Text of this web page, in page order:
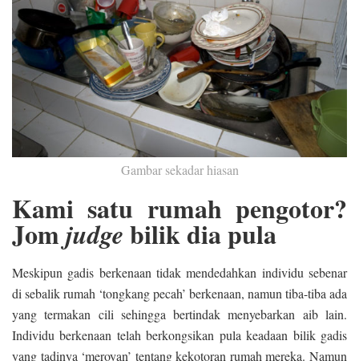
Gambar sekadar hiasan
Kami satu rumah pengotor?
Jom judge bilik dia pula
Meskipun gadis berkenaan tidak mendedahkan individu sebenar
di sebalik rumah ‘tongkang pecah’ berkenaan, namun tiba-tiba ada
yang termakan cili sehingga bertindak menyebarkan aib lain.
Individu berkenaan telah berkongsikan pula keadaan bilik gadis
yang tadinya ‘meroyan’ tentang kekotoran rumah mereka. Namun